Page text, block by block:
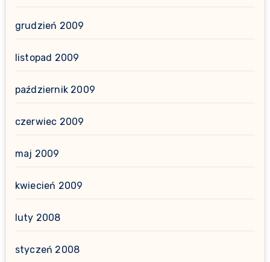
grudzień 2009
listopad 2009
październik 2009
czerwiec 2009
maj 2009
kwiecień 2009
luty 2008
styczeń 2008